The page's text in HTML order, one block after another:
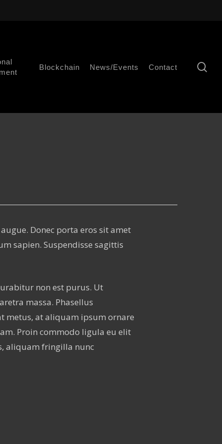
Blockchain News/Events Contact
Donec porta eros sit amet
sapien. Suspendisse sagittis
non est purus. Ut
massa. Phasellus
metus, at aliquam ipsum ornare
Proin commodo ligula eu elit
aliquam fringilla nunc